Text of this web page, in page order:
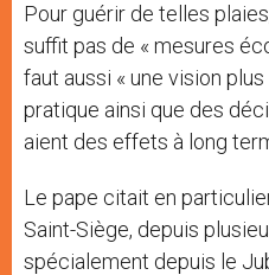
Pour guérir de telles
suffit pas de « mesures
faut aussi « une vision
pratique ainsi que des
aient des effets à long
Le pape citait en
Saint-Siège, depuis
spécialement depuis le